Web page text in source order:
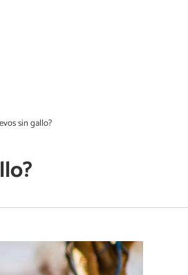
sin gallo?